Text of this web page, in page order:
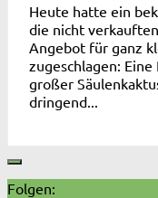
Heute hatte ein
die nicht
Angebot für ganz
zugeschlagen:
großer
dringend...
Folgen: